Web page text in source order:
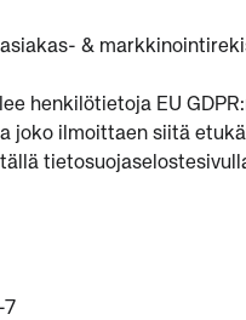
&
henkilötietoja EU
joko ilmoittaen siitä
7